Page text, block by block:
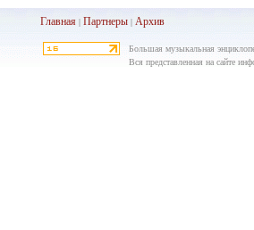
Главная| Партнеры| Архив
Большая музыкальная
Вся представленная на сайте